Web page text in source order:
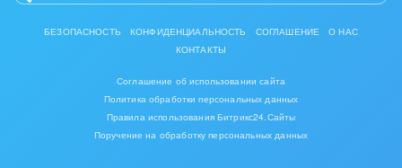
Металлургия
Оборудование, техника
БЕЗОПАСНОСТЬ КОНФИДЕНЦИАЛЬНОСТЬ СОГЛАШЕНИЕ
О НАС
КОНТАКТЫ
Соглашение об использовании сайта
Политика обработки персональных данных
Правила использования Битрикс24.Сайты
Поручение на обработку персональных данных